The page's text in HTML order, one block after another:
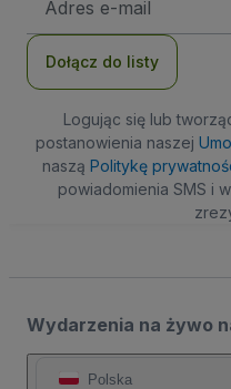
e-
Dołącz do listy
Logując się lub
postanowienia naszej
naszą Politykę
powiadomienia SMS i
Wydarzenia na żywo
Polska